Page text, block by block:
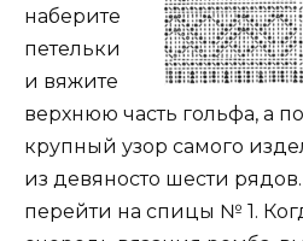
наберите
петельки
и вяжите
верхнюю часть гольфа, а
крупный узор самого
из девяносто шести
перейти на спицы № 1.